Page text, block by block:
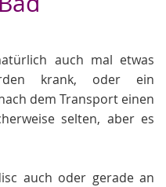
auch mal etwas
krank, oder ein
dem Transport einen
selten, aber es
auch oder gerade an